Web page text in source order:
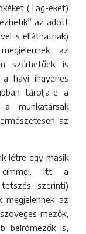
(Tag-eket)
az adott
is elláthatnak)
az
szűrhetőek is
havi ingyenes
tárolja-e a
munkatársak
az
létre egy másik
címmel. Itt a
szerinti)
az
mezők,
beírómezők is,